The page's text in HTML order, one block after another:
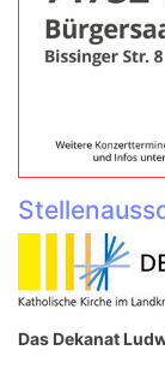
Das Dekanat